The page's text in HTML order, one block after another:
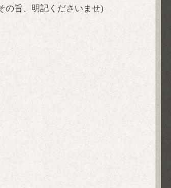
の旨、明記くださいませ)